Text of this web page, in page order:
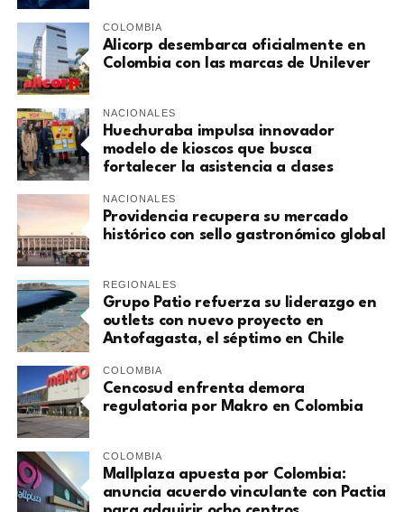
COLOMBIA
Alicorp desembarca oficialmente en
Colombia con las marcas de Unilever
NACIONALES
Huechuraba impulsa innovador
modelo de kioscos que busca
fortalecer la asistencia a clases
NACIONALES
Providencia recupera su mercado
histórico con sello gastronómico global
REGIONALES
Grupo Patio refuerza su liderazgo en
outlets con nuevo proyecto en
Antofagasta, el séptimo en Chile
COLOMBIA
Cencosud enfrenta demora
regulatoria por Makro en Colombia
COLOMBIA
Mallplaza apuesta por Colombia:
anuncia acuerdo vinculante con Pactia